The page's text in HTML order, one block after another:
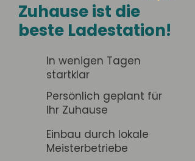
Zuhause ist die
beste Ladestation!
In wenigen Tagen
startklar
Persönlich geplant für
Ihr Zuhause
Einbau durch lokale
Meisterbetriebe